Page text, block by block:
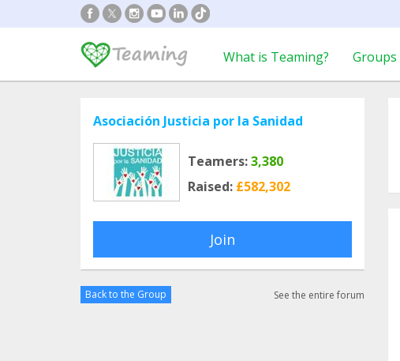
What is Teaming? Groups
Asociación Justicia por la Sanidad
Teamers:3,380
Raised: £582,302
Join
Back to the Group See the entire forum